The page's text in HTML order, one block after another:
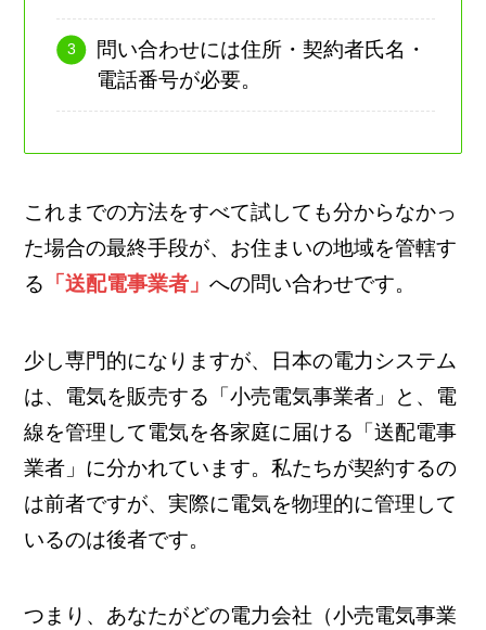
問い合わせには住所・契約者氏名・
電話番号が必要。
これまでの方法をすべて試しても分からなかっ
た場合の最終手段が、お住まいの地域を管轄す
る
「送配電事業者」への問い合わせです。
少し専門的になりますが、日本の電力システム
は、電気を販売する「小売電気事業者」と、電
線を管理して電気を各家庭に届ける「送配電事
業者」に分かれています。私たちが契約するの
は前者ですが、実際に電気を物理的に管理して
いるのは後者です。
つまり、あなたがどの電力会社（小売電気事業